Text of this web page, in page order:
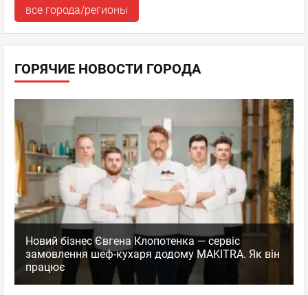
все города/регионы
ГОРЯЧИЕ НОВОСТИ ГОРОДА
Новий бізнес Євгена Клопотенка — сервіс
замовлення шеф-кухаря додому MAKITRA. Як він
працює